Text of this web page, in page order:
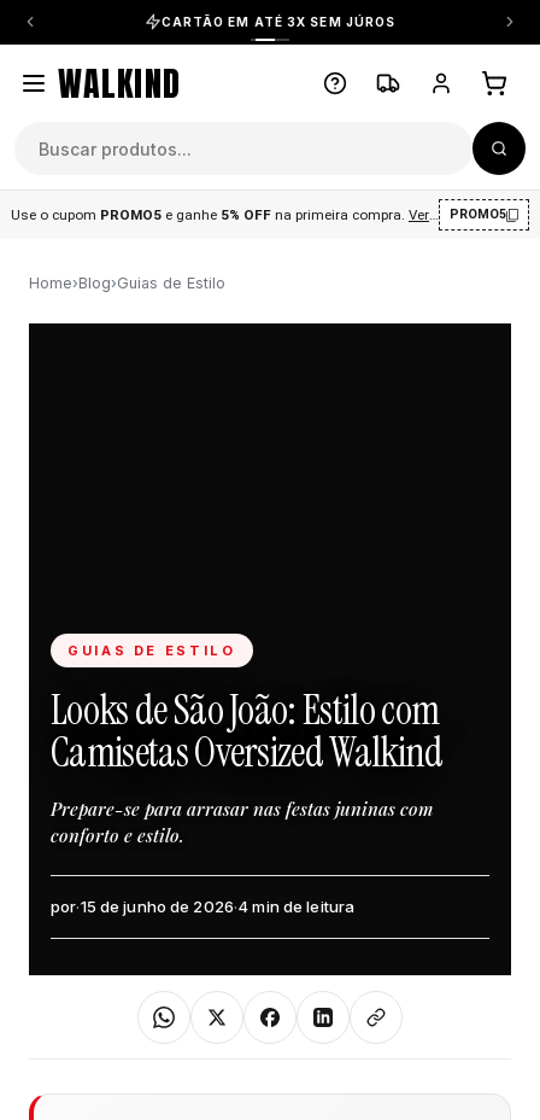
CARTÃO EM ATÉ 3X SEM JÚROS
WALKIND
Use o cupom PROMO5 e ganhe 5% OFF na primeira compra Ver condições .
PROMO5
Home›Blog›Guias de Estilo
GUIAS DE ESTILO
Looks de São João: Estilo com
Camisetas Oversized Walkind
Prepare-se para arrasar nas festas juninas com
conforto e estilo.
por·15 de junho de 2026·4 min de leitura